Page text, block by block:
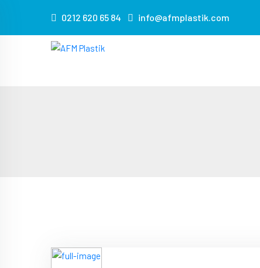
sandalye
0212 620 65 84 info@afmplastik.com